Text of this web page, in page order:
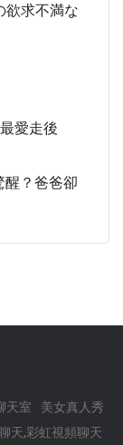
欲求不満な
愛走後
醒？爸爸卻
天室
美女真人秀
天,彩虹視頻聊天